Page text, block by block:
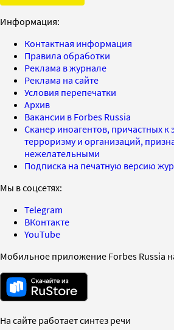
Информация:
Контактная информация
Правила обработки
Реклама в журнале
Реклама на сайте
Условия перепечатки
Архив
Вакансии в Forbes Russia
Сканер иноагентов, причастных к
терроризму и организаций,
нежелательными
Подписка на печатную версию
Мы в соцсетях:
Telegram
ВКонтакте
YouTube
Мобильное приложение Forbes Russia
На сайте работает синтез речи